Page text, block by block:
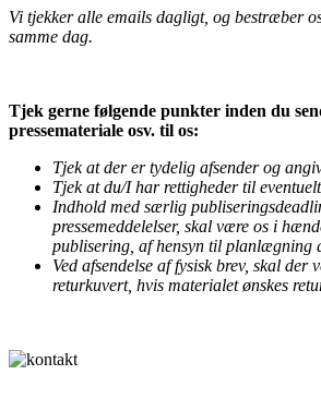
Vi tjekker alle emails dagligt, og bestræber
samme dag.
Tjek gerne følgende punkter inden du
pressemateriale osv. til os:
Tjek at der er tydelig afsender og
Tjek at du/I har rettigheder til
Indhold med særlig
pressemeddelelser, skal være os i
publisering, af hensyn til planlægning
Ved afsendelse af fysisk brev, skal der
returkuvert, hvis materialet ønskes